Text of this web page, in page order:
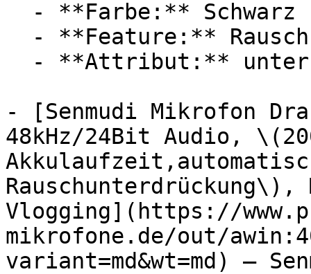
- [Senmudi Mikrofon
48kHz/24Bit Audio,
Vlogging](https://
mikrofone.de/out/
variant=md&wt=md) —